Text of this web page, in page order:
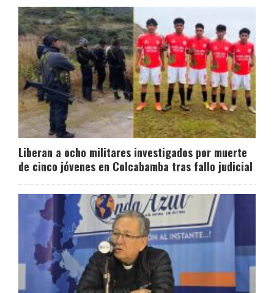
Liberan a ocho militares investigados por muerte
de cinco jóvenes en Colcabamba tras fallo judicial